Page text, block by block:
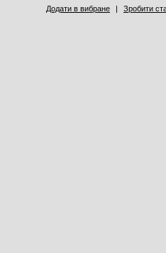
Додати в вибране | Зробити